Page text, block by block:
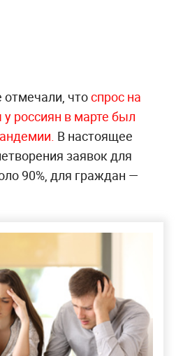
чтоспрос на
россиян в марте был
В настоящее
заявок для
90%, для граждан —